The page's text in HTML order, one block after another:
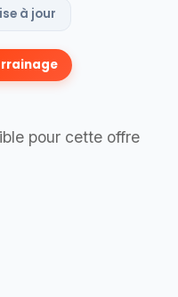
à jour
pour cette offre